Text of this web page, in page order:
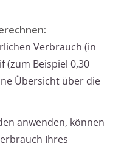
Verbrauch (in
(zum Beispiel 0,30
Übersicht über die
anwenden, können
Ihres